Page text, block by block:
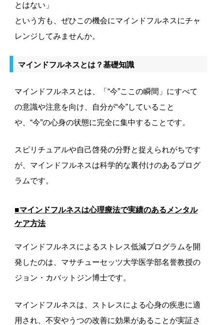
とはない」
という方も、ぜひこの機会にマインドフルネスにチャ
レンジしてみませんか。
マインドフルネスとは？基礎知識
マインドフルネスとは、「“今”ここの瞬間」にすべて
の意識や注意を向け、自分が“今”していること
や、“今”の心身の状態に完全に集中することです。
スピリチュアルや自己啓発の分野と捉えられがちです
が、マインドフルネスは科学的な裏付けのあるプログ
ラムです。
■マインドフルネスは心理療法で実績のあるメンタル
ケア方法
マインドフルネスによるストレス低減プログラムを開
発したのは、マサチューセッツ大学医学部名誉教授の
ジョン・カバットジン博士です。
マインドフルネスは、ストレスによる心身の疾患に適
用され、不安やうつの改善に効果があることが実証さ